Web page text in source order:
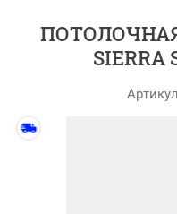
ПОТОЛОЧНАЯ
SIERRA